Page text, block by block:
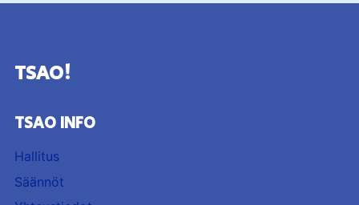
TSAO!
TSAO INFO
Hallitus
Säännöt